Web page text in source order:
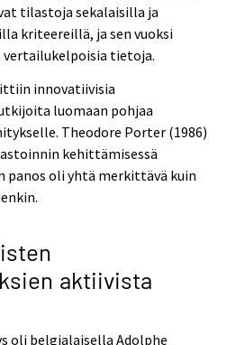
tilastoja sekalaisilla ja
kriteereillä, ja sen vuoksi
vertailukelpoisia tietoja.
innovatiivisia
luomaan pohjaa
Theodore Porter (1986)
kehittämisessä
oli yhtä merkittävä kuin
aktiivista
oli belgialaisella Adolphe